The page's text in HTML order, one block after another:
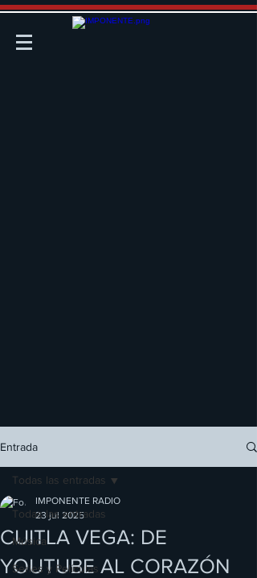
Entrada
Todas las entradas
Música
Series y Películas
Todas las entradas
CUITLA VEGA: DE
YOUTUBE AL CORAZÓN
IMPONENTE RADIO
23 jul 2025